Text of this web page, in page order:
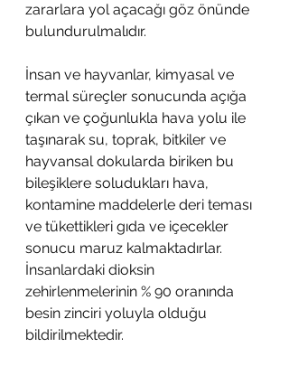
zararlara yol açacağı göz önünde
bulundurulmalıdır.
İnsan ve hayvanlar, kimyasal ve
termal süreçler sonucunda açığa
çıkan ve çoğunlukla hava yolu ile
taşınarak su, toprak, bitkiler ve
hayvansal dokularda biriken bu
bileşiklere soludukları hava,
kontamine maddelerle deri teması
ve tükettikleri gıda ve içecekler
sonucu maruz kalmaktadırlar.
İnsanlardaki dioksin
zehirlenmelerinin % 90 oranında
besin zinciri yoluyla olduğu
bildirilmektedir.